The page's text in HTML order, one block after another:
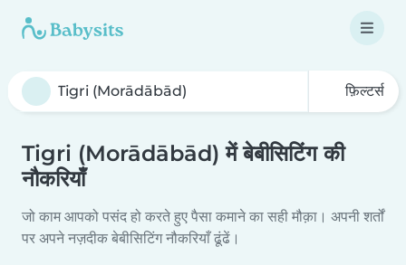
फ़िल्टर्स
Tigri (Morādābād) में बेबीसिटिंग की
नौकरियाँ
जो काम आपको पसंद हो करते हुए पैसा कमाने का सही मौक़ा। अपनी शर्तों
पर अपने नज़दीक बेबीसिटिंग नौकरियाँ ढूंढें।